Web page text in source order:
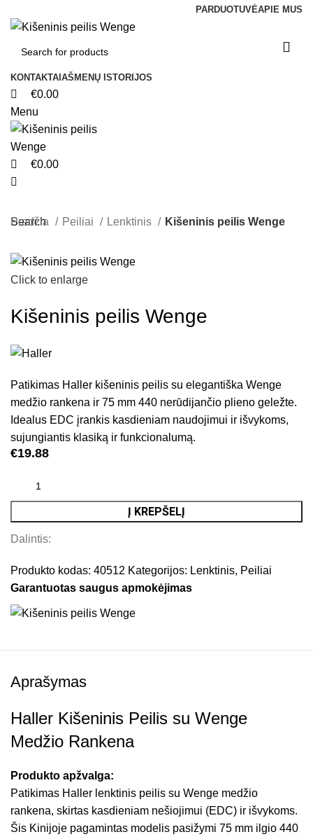
PARDUOTUVĖAPIE MUS
KONTAKTAI AŠMENŲ ISTORIJOS
€0.00
Menu
€0.00
Search
Pradžia Peiliai Lenktinis Kišeninis peilis Wenge
Click to enlarge
Kišeninis peilis Wenge
Patikimas Haller kišeninis peilis su elegantiška Wenge
medžio rankena ir 75 mm 440 nerūdijančio plieno geležte.
Idealus EDC įrankis kasdieniam naudojimui ir išvykoms,
sujungiantis klasiką ir funkcionalumą.
€19.88
Į KREPŠELĮ
Dalintis:
Produkto kodas:40512 Kategorijos: Lenktinis, Peiliai
Garantuotas saugus apmokėjimas
Aprašymas
Haller Kišeninis Peilis su Wenge
Medžio Rankena
Produkto apžvalga:
Patikimas Haller lenktinis peilis su Wenge medžio
rankena, skirtas kasdieniam nešiojimui (EDC) ir išvykoms.
Šis Kinijoje pagamintas modelis pasižymi 75 mm ilgio 440